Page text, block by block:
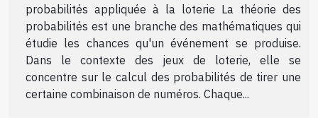
probabilités appliquée à la loterie La théorie des
probabilités est une branche des mathématiques qui
étudie les chances qu'un événement se produise.
Dans le contexte des jeux de loterie, elle se
concentre sur le calcul des probabilités de tirer une
certaine combinaison de numéros. Chaque...